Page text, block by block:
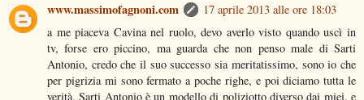
www.massimofagnoni.com
17 aprile 2013 alle ore 18:03
a me piaceva Cavina nel ruolo, devo averlo visto quando uscì in
tv, forse ero piccino, ma guarda che non penso male di Sarti
Antonio, credo che il suo successo sia meritatissimo, sono io che
per pigrizia mi sono fermato a poche righe, e poi diciamo tutta le
verità, Sarti Antonio è un modello di poliziotto diverso dai miei, e